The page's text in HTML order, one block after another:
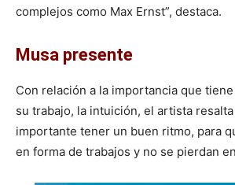
complejos como Max Ernst”, destaca.
Musa presente
Con relación a la importancia que
su trabajo, la intuición, el artista resalta
importante tener un buen ritmo, para
en forma de trabajos y no se pierdan